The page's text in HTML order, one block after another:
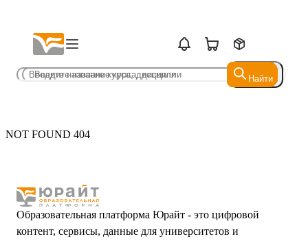
Найти
Найти
NOT FOUND 404
Образовательная платформа Юрайт - это цифровой
контент, сервисы, данные для университетов и